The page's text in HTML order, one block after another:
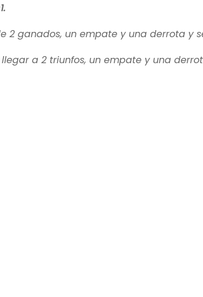
2 ganados, un empate y una derrota y
a 2 triunfos, un empate y una